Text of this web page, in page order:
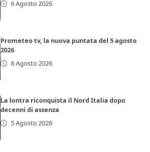
6 Agosto 2026
Prometeo tv, la nuova puntata del 5 agosto
2026
6 Agosto 2026
La lontra riconquista il Nord Italia dopo
decenni di assenza
5 Agosto 2026